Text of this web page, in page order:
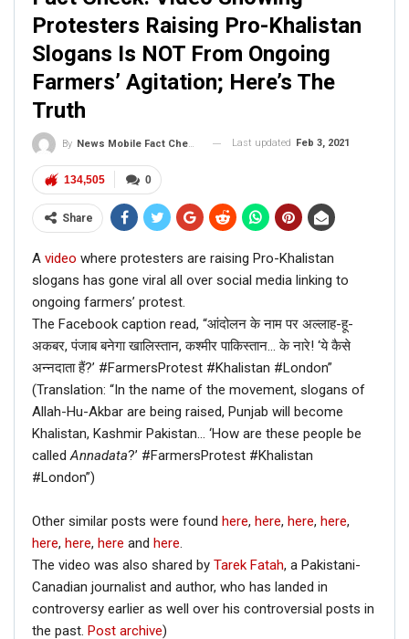
Protesters Raising Pro-Khalistan
Slogans Is NOT From Ongoing
Farmers’ Agitation; Here’s The
Truth
By News Mobile Fact Check Bureau Last updated Feb 3, 2021
0
134,505
Share
A video where protesters are raising Pro-Khalistan
slogans has gone viral all over social media linking to
ongoing farmers’ protest.
The Facebook caption read, “आंदोलन के नाम पर अल्लाह-हू-
अकबर, पंजाब बनेगा खालिस्तान, कश्मीर पाकिस्तान… के नारे! ‘ये कैसे
अन्नदाता हैं?’ #FarmersProtest #Khalistan #London”
(Translation: “In the name of the movement, slogans of
Allah-Hu-Akbar are being raised, Punjab will become
Khalistan, Kashmir Pakistan… ‘How are these people be
called Annadata?’ #FarmersProtest #Khalistan
#London”)
Other similar posts were found here, here, here, here,
here, here, here and here
The video was also shared by Tarek Fatah, a Pakistani-
Canadian journalist and author, who has landed in
controversy earlier as well over his controversial posts in
the past. Post archive)